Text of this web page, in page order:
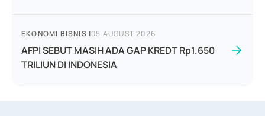
EKONOMI BISNIS |05 AUGUST 2026
AFPI SEBUT MASIH ADA GAP KREDT Rp1.650
TRILIUN DI INDONESIA